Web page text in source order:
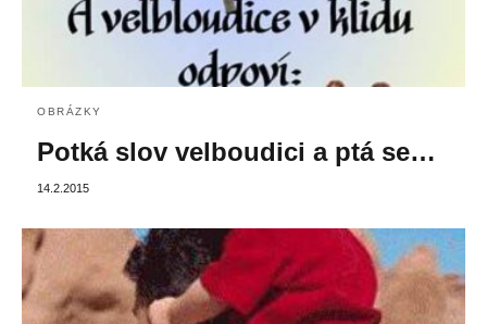
OBRÁZKY
Potká slov velboudici a ptá se…
14.2.2015